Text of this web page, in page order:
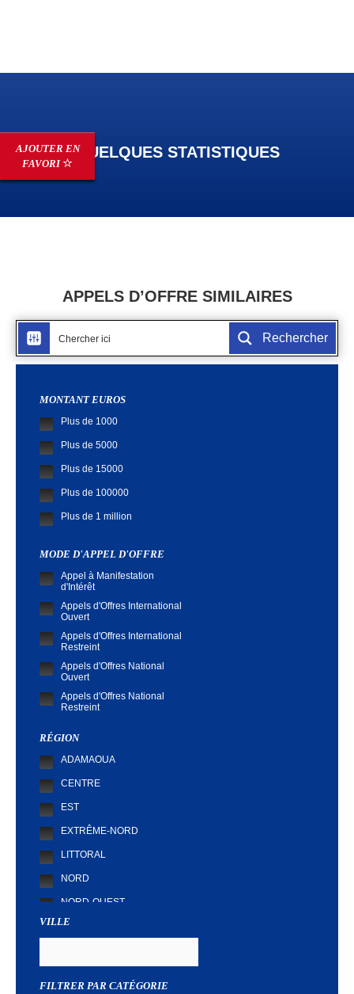
QUELQUES STATISTIQUES
APPELS D’OFFRE SIMILAIRES
Rechercher
MONTANT EUROS
Plus de 1000
Plus de 5000
Plus de 15000
Plus de 100000
Plus de 1 million
MODE D'APPEL D'OFFRE
Appel à Manifestation
d'Intérêt
Appels d'Offres International
Ouvert
Appels d'Offres International
Restreint
Appels d'Offres National
Ouvert
Appels d'Offres National
Restreint
RÉGION
ADAMAOUA
CENTRE
EST
EXTRÊME-NORD
LITTORAL
NORD
NORD-OUEST
SUD
VILLE
FILTRER PAR CATÉGORIE
AJOUTER EN
FAVORI